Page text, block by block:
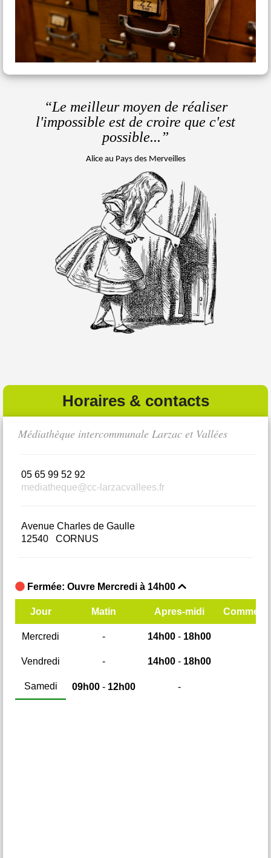
“Le meilleur moyen de réaliser
l'impossible est de croire que c'est
possible...”
Alice au Pays des Merveilles
Horaires & contacts
Médiathèque intercommunale Larzac et Vallées
05 65 99 52 92
mediatheque@cc-larzacvallees.fr
Avenue Charles de Gaulle
12540 CORNUS
Fermée: Ouvre Mercredi à 14h00
Jour Matin Apres-midi
Mercredi - 14h00 - 18h00
Vendredi - 14h00 - 18h00
Samedi 09h00 - 12h00 -